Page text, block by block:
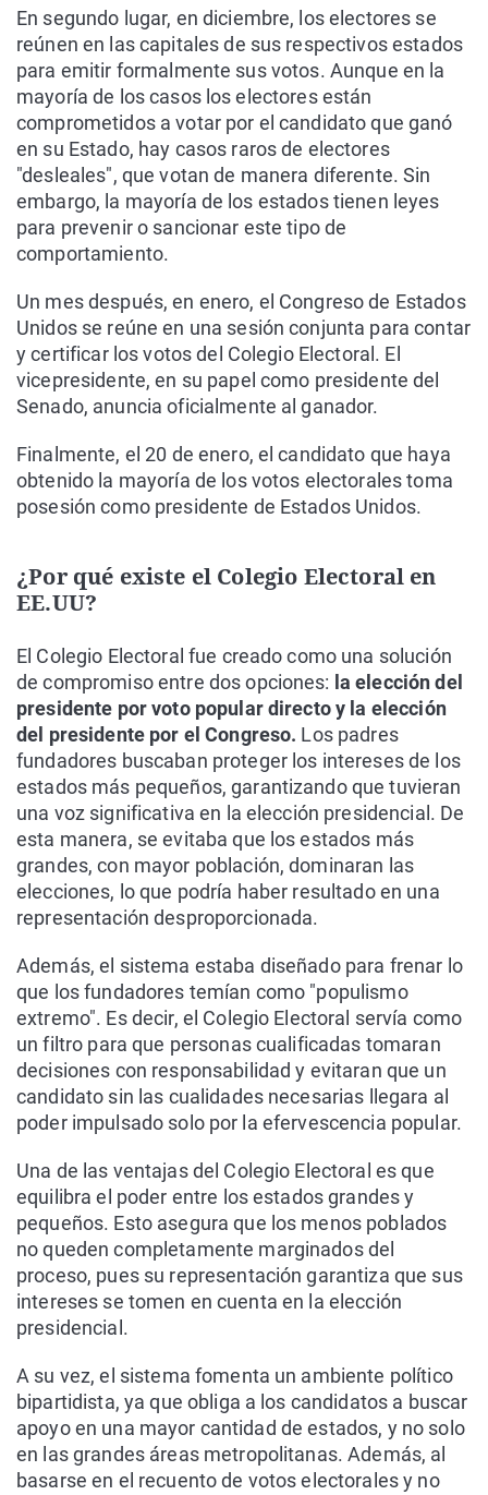
En segundo lugar, en diciembre, los electores se
reúnen en las capitales de sus respectivos estados
para emitir formalmente sus votos. Aunque en la
mayoría de los casos los electores están
comprometidos a votar por el candidato que ganó
en su Estado, hay casos raros de electores
"desleales", que votan de manera diferente. Sin
embargo, la mayoría de los estados tienen leyes
para prevenir o sancionar este tipo de
comportamiento.
Un mes después, en enero, el Congreso de Estados
Unidos se reúne en una sesión conjunta para contar
y certificar los votos del Colegio Electoral. El
vicepresidente, en su papel como presidente del
Senado, anuncia oficialmente al ganador.
Finalmente, el 20 de enero, el candidato que haya
obtenido la mayoría de los votos electorales toma
posesión como presidente de Estados Unidos.
¿Por qué existe el Colegio Electoral en
EE.UU?
El Colegio Electoral fue creado como una solución
de compromiso entre dos opciones: la elección del
presidente por voto popular directo y la elección
del presidente por el Congreso. Los padres
fundadores buscaban proteger los intereses de los
estados más pequeños, garantizando que tuvieran
una voz significativa en la elección presidencial. De
esta manera, se evitaba que los estados más
grandes, con mayor población, dominaran las
elecciones, lo que podría haber resultado en una
representación desproporcionada.
Además, el sistema estaba diseñado para frenar lo
que los fundadores temían como "populismo
extremo". Es decir, el Colegio Electoral servía como
un filtro para que personas cualificadas tomaran
decisiones con responsabilidad y evitaran que un
candidato sin las cualidades necesarias llegara al
poder impulsado solo por la efervescencia popular.
Una de las ventajas del Colegio Electoral es que
equilibra el poder entre los estados grandes y
pequeños. Esto asegura que los menos poblados
no queden completamente marginados del
proceso, pues su representación garantiza que sus
intereses se tomen en cuenta en la elección
presidencial.
A su vez, el sistema fomenta un ambiente político
bipartidista, ya que obliga a los candidatos a buscar
apoyo en una mayor cantidad de estados, y no solo
en las grandes áreas metropolitanas. Además, al
basarse en el recuento de votos electorales y no